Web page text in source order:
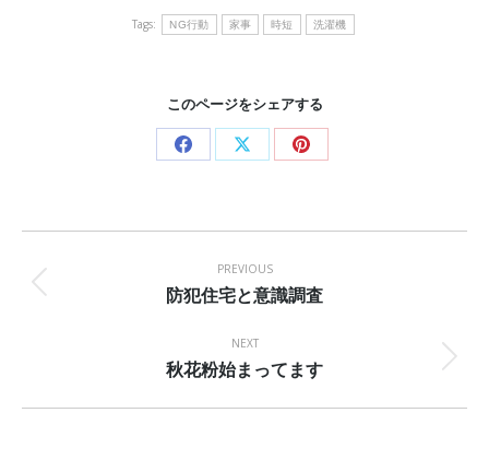
Tags: NG行動 家事 時短 洗濯機
このページをシェアする
Share Share Share
navigation
PREVIOUS
Previous
防犯住宅と意識調査
NEXT
Next
秋花粉始まってます